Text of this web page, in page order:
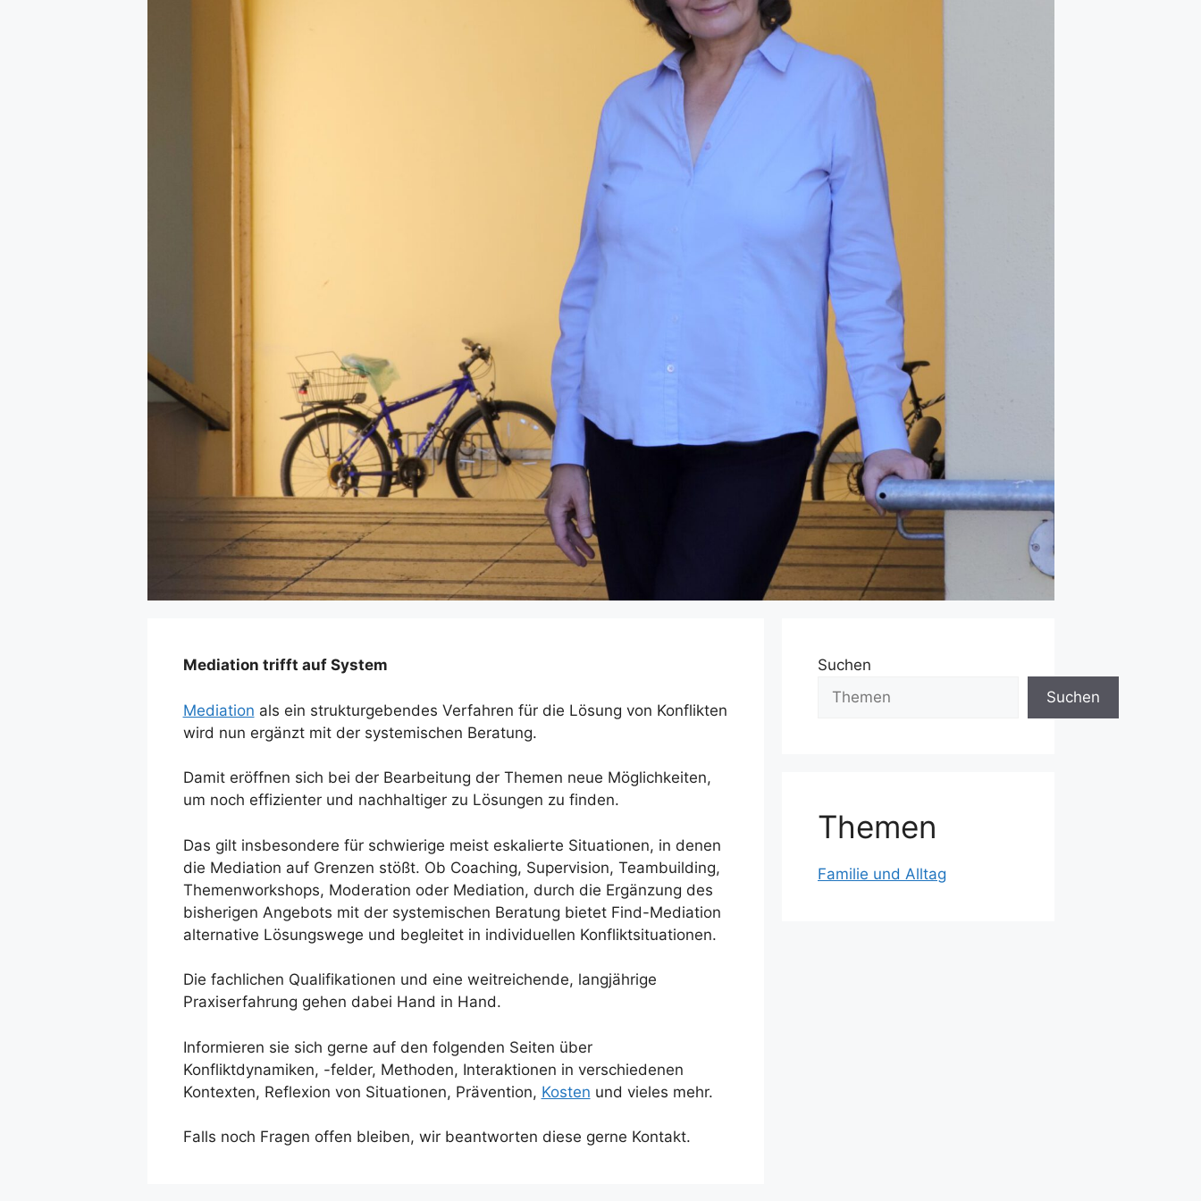
Mediation trifft auf System
Mediation als ein strukturgebendes Verfahren für die Lösung von Konflikten
wird nun ergänzt mit der systemischen Beratung.
Damit eröffnen sich bei der Bearbeitung der Themen neue Möglichkeiten,
um noch effizienter und nachhaltiger zu Lösungen zu finden.
Das gilt insbesondere für schwierige meist eskalierte Situationen, in denen
die Mediation auf Grenzen stößt. Ob Coaching, Supervision, Teambuilding,
Themenworkshops, Moderation oder Mediation, durch die Ergänzung des
bisherigen Angebots mit der systemischen Beratung bietet Find-Mediation
alternative Lösungswege und begleitet in individuellen Konfliktsituationen.
Die fachlichen Qualifikationen und eine weitreichende, langjährige
Praxiserfahrung gehen dabei Hand in Hand.
Informieren sie sich gerne auf den folgenden Seiten über
Konfliktdynamiken, -felder, Methoden, Interaktionen in verschiedenen
Kontexten, Reflexion von Situationen, Prävention, Kosten und vieles mehr.
Falls noch Fragen offen bleiben, wir beantworten diese gerne Kontakt.
Suchen
Suchen
Themen
Familie und Alltag